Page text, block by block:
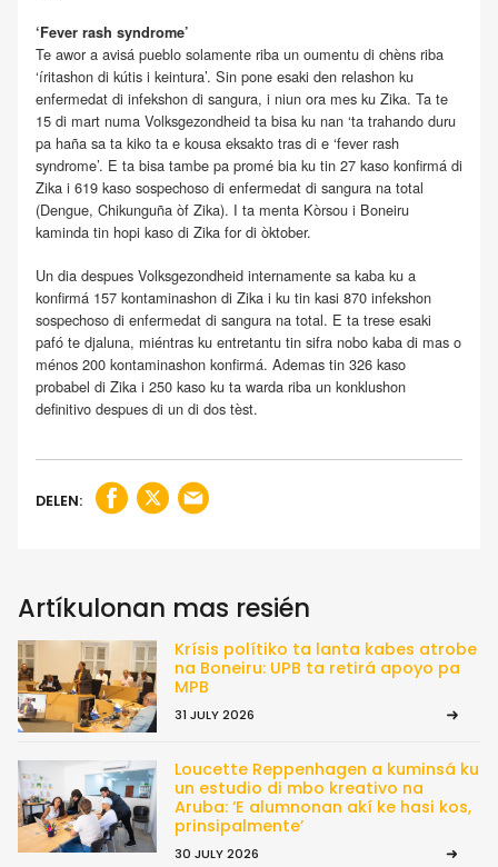
‘Fever rash syndrome’
Te awor a avisá pueblo solamente riba un oumentu di chèns riba
‘íritashon di kútis i keintura’. Sin pone esaki den relashon ku
enfermedat di infekshon di sangura, i niun ora mes ku Zika. Ta te
15 di mart numa Volksgezondheid ta bisa ku nan ‘ta trahando duru
pa haña sa ta kiko ta e kousa eksakto tras di e ‘fever rash
syndrome’. E ta bisa tambe pa promé bia ku tin 27 kaso konfirmá di
Zika i 619 kaso sospechoso di enfermedat di sangura na total
(Dengue, Chikunguña òf Zika). I ta menta Kòrsou i Boneiru
kaminda tin hopi kaso di Zika for di òktober.
Un dia despues Volksgezondheid internamente sa kaba ku a
konfirmá 157 kontaminashon di Zika i ku tin kasi 870 infekshon
sospechoso di enfermedat di sangura na total. E ta trese esaki
pafó te djaluna, miéntras ku entretantu tin sifra nobo kaba di mas o
ménos 200 kontaminashon konfirmá. Ademas tin 326 kaso
probabel di Zika i 250 kaso ku ta warda riba un konklushon
definitivo despues di un di dos tèst.
DELEN:
Artíkulonan mas resién
Krísis polítiko ta lanta kabes atrobe
na Boneiru: UPB ta retirá apoyo pa
MPB
31 JULY 2026
Loucette Reppenhagen a kuminsá ku
un estudio di mbo kreativo na
Aruba: ‘E alumnonan akí ke hasi kos,
prinsipalmente’
30 JULY 2026